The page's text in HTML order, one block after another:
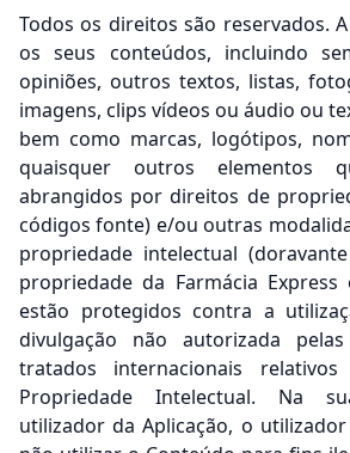
Todos os direitos são reservados.
os seus conteúdos, incluindo
opiniões, outros textos, listas,
imagens, clips vídeos ou áudio ou
bem como marcas, logótipos,
quaisquer outros elementos
abrangidos por direitos de
códigos fonte) e/ou outras
propriedade intelectual (doravante
propriedade da Farmácia
estão protegidos contra a
divulgação não autorizada
tratados internacionais
Propriedade Intelectual. Na
utilizador da Aplicação, o